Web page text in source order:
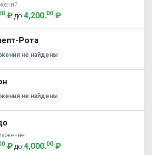
₽ до 4,200.00 ₽
Рота
не найдены
не найдены
₽ до 4,000.00 ₽